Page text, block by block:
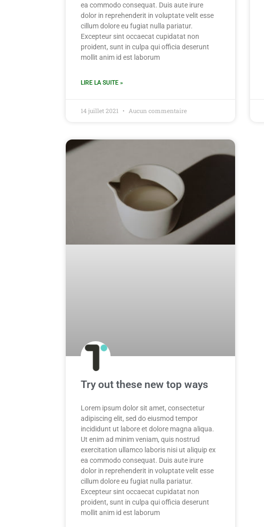
ea commodo consequat. Duis aute irure
dolor in reprehenderit in voluptate velit esse
cillum dolore eu fugiat nulla pariatur.
Excepteur sint occaecat cupidatat non
proident, sunt in culpa qui officia deserunt
mollit anim id est laborum
LIRE LA SUITE »
14 juillet 2021 Aucun commentaire
Try out these new top ways
Lorem ipsum dolor sit amet, consectetur
adipiscing elit, sed do eiusmod tempor
incididunt ut labore et dolore magna aliqua.
Ut enim ad minim veniam, quis nostrud
exercitation ullamco laboris nisi ut aliquip ex
ea commodo consequat. Duis aute irure
dolor in reprehenderit in voluptate velit esse
cillum dolore eu fugiat nulla pariatur.
Excepteur sint occaecat cupidatat non
proident, sunt in culpa qui officia deserunt
mollit anim id est laborum